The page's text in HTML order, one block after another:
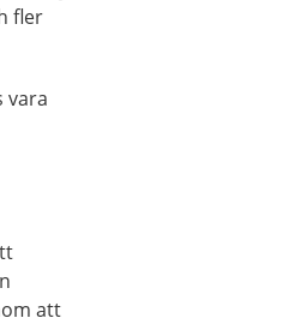
fler
vara
att